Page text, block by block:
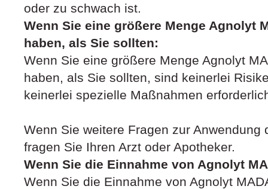
oder zu schwach ist.
Wenn Sie eine größere Menge Agnolyt
haben, als Sie sollten:
Wenn Sie eine größere Menge Agnolyt
haben, als Sie sollten, sind keinerlei
keinerlei spezielle Maßnahmen
Wenn Sie weitere Fragen zur Anwendung
fragen Sie Ihren Arzt oder Apotheker.
Wenn Sie die Einnahme von Agnolyt
Wenn Sie die Einnahme von Agnolyt